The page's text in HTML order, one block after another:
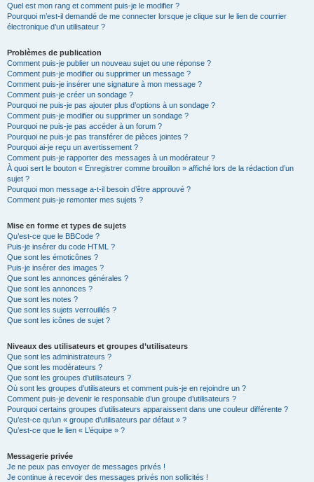
Quel est mon rang et comment puis-je le modifier ?
Pourquoi m’est-il demandé de me connecter lorsque je clique sur le lien de courrier
électronique d’un utilisateur ?
Problèmes de publication
Comment puis-je publier un nouveau sujet ou une réponse ?
Comment puis-je modifier ou supprimer un message ?
Comment puis-je insérer une signature à mon message ?
Comment puis-je créer un sondage ?
Pourquoi ne puis-je pas ajouter plus d’options à un sondage ?
Comment puis-je modifier ou supprimer un sondage ?
Pourquoi ne puis-je pas accéder à un forum ?
Pourquoi ne puis-je pas transférer de pièces jointes ?
Pourquoi ai-je reçu un avertissement ?
Comment puis-je rapporter des messages à un modérateur ?
À quoi sert le bouton « Enregistrer comme brouillon » affiché lors de la rédaction d’un
sujet ?
Pourquoi mon message a-t-il besoin d’être approuvé ?
Comment puis-je remonter mes sujets ?
Mise en forme et types de sujets
Qu’est-ce que le BBCode ?
Puis-je insérer du code HTML ?
Que sont les émoticônes ?
Puis-je insérer des images ?
Que sont les annonces générales ?
Que sont les annonces ?
Que sont les notes ?
Que sont les sujets verrouillés ?
Que sont les icônes de sujet ?
Niveaux des utilisateurs et groupes d’utilisateurs
Que sont les administrateurs ?
Que sont les modérateurs ?
Que sont les groupes d’utilisateurs ?
Où sont les groupes d’utilisateurs et comment puis-je en rejoindre un ?
Comment puis-je devenir le responsable d’un groupe d’utilisateurs ?
Pourquoi certains groupes d’utilisateurs apparaissent dans une couleur différente ?
Qu’est-ce qu’un « groupe d’utilisateurs par défaut » ?
Qu’est-ce que le lien « L’équipe » ?
Messagerie privée
Je ne peux pas envoyer de messages privés !
Je continue à recevoir des messages privés non sollicités !